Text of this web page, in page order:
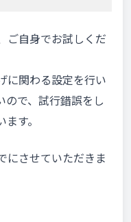
ご自身でお試しくだ
に関わる設定を行い
ので、試行錯誤をし
す。
にさせていただきま